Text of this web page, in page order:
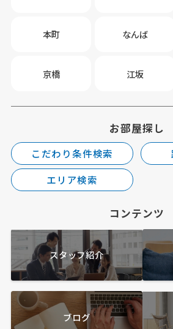
本町 なんば
京橋 江坂
お部屋探し
こだわり条件検索
エリア検索
コンテンツ
スタッフ紹介
ブログ